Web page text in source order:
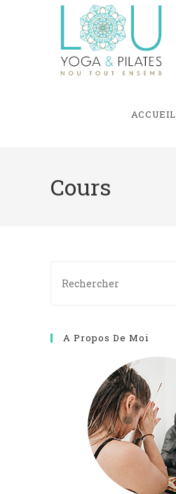
ACCUEIL
Cours
A Propos De Moi